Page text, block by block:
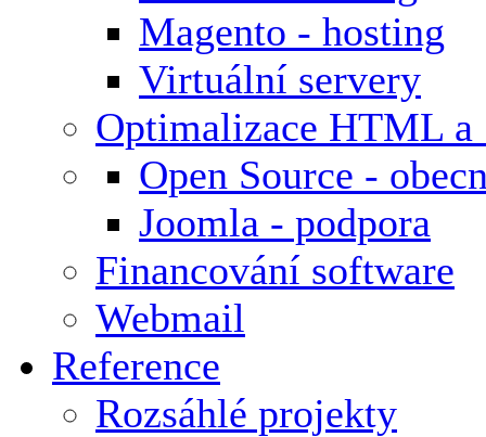
Magento - hosting
Virtuální servery
Optimalizace HTML a
Open Source -
Joomla - podpora
Financování software
Webmail
Reference
Rozsáhlé projekty